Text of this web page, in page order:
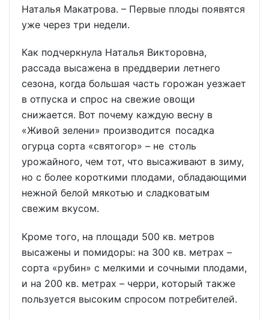
Наталья Макатрова. – Первые плоды появятся
уже через три недели.
Как подчеркнула Наталья Викторовна,
рассада высажена в преддверии летнего
сезона, когда большая часть горожан уезжает
в отпуска и спрос на свежие овощи
снижается. Вот почему каждую весну в
«Живой зелени» производится посадка
огурца сорта «святогор» – не столь
урожайного, чем тот, что высаживают в зиму,
но с более короткими плодами, обладающими
нежной белой мякотью и сладковатым
свежим вкусом.
Кроме того, на площади 500 кв. метров
высажены и помидоры: на 300 кв. метрах –
сорта «рубин» с мелкими и сочными плодами,
и на 200 кв. метрах – черри, который также
пользуется высоким спросом потребителей.